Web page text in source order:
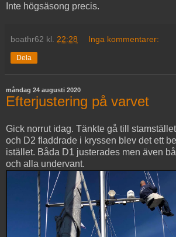
Inte högsäsong precis.
boathr62 kl. 22:28 Inga kommentarer:
Dela
måndag 24 augusti 2020
Efterjustering på varvet
Gick norrut idag. Tänkte gå till
och D2 fladdrade i kryssen blev det ett
istället. Båda D1 justerades men även
och alla undervant.